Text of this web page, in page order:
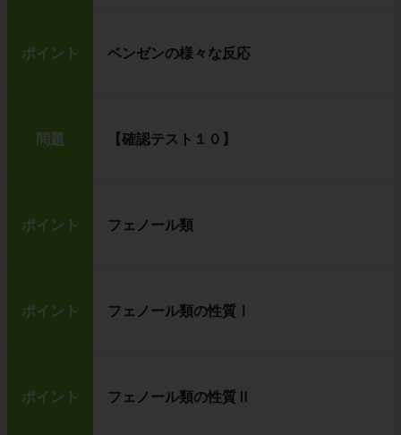
ポイント ベンゼンの様々な反応
問題 【確認テスト１０】
ポイント フェノール類
ポイント フェノール類の性質Ⅰ
ポイント フェノール類の性質Ⅱ